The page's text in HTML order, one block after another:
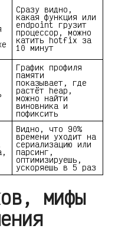
Сразу видно,
какая функция или
endpoint грузит
процессор, можно
катить hotfix за
10 минут
График профиля
памяти
показывает, где
растёт heap,
можно найти
виновника и
пофиксить
Видно, что 90%
времени уходит на
сериализацию или
парсинг,
оптимизируешь,
ускоряешь в 5 раз
мифы